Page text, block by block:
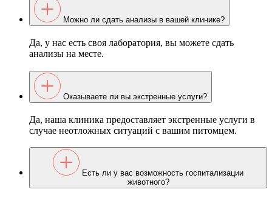
Можно ли сдать анализы в вашей клинике?
Да, у нас есть своя лаборатория, вы можете сдать
анализы на месте.
Оказываете ли вы экстренные услуги?
Да, наша клиника предоставляет экстренные услуги в
случае неотложных ситуаций с вашим питомцем.
Есть ли у вас возможность госпитализации
животного?